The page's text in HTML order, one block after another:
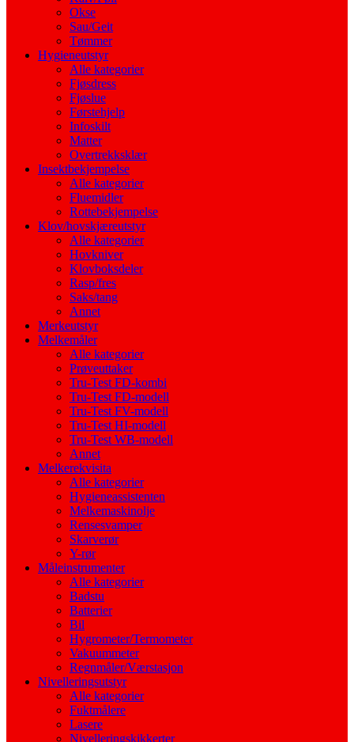
Okse
Sau/Geit
Tømmer
Hygieneutstyr
Alle kategorier
Fjøsdress
Fjøslue
Førstehjelp
Infoskilt
Matter
Overtrekksklær
Insektbekjempelse
Alle kategorier
Fluemidler
Rottebekjempelse
Klov/hovskjæreutstyr
Alle kategorier
Hovkniver
Klovboksdeler
Rasp/fres
Saks/tang
Annet
Merkeutstyr
Melkemåler
Alle kategorier
Prøveuttaker
Tru-Test FD-kombi
Tru-Test FD-modell
Tru-Test FV-modell
Tru-Test HI-modell
Tru-Test WB-modell
Annet
Melkerekvisita
Alle kategorier
Hygieneassistenten
Melkemaskinolje
Rensesvamper
Skarverør
Y-rør
Måleinstrumenter
Alle kategorier
Badstu
Batterier
Bil
Hygrometer/Termometer
Vakuummeter
Regnmåler/Værstasjon
Nivelleringsutstyr
Alle kategorier
Fuktmålere
Lasere
Nivelleringskikkerter